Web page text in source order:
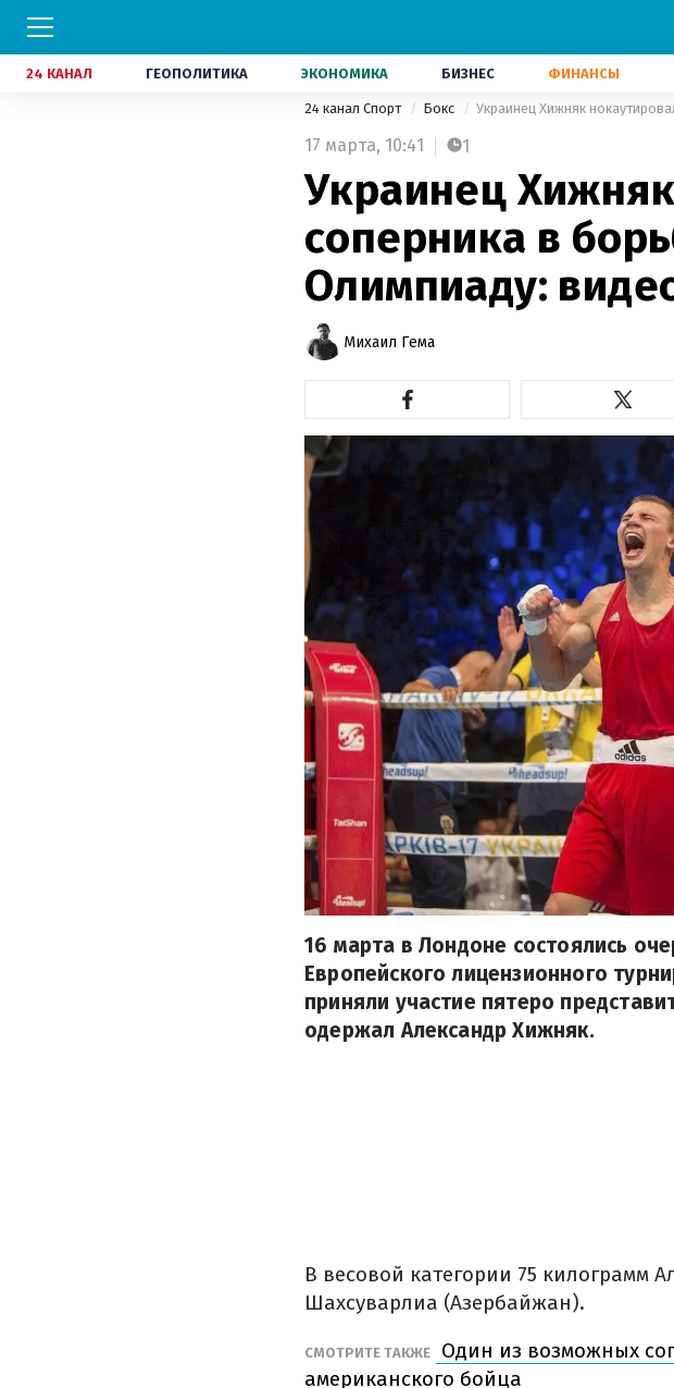
24 КАНАЛ ГЕОПОЛИТИКА ЭКОНОМИКА БИЗНЕС ФИНАНСЫ
24 канал Спорт Бокс Украинец Хижняк
17 марта, 10:41 1
Украинец
соперника в
Олимпиаду:
Михаил Гема
16 марта в Лондоне состоялись
Европейского лицензионного
приняли участие пятеро
одержал Александр Хижняк.
В весовой категории 75 килограмм
Шахсуварлиа (Азербайжан).
СМОТРИТЕ ТАКЖЕ
Один из возможных
американского бойца